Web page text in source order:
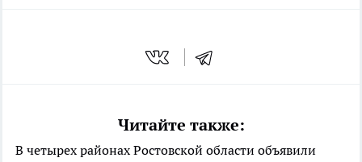
Читайте также:
В четырех районах Ростовской области объявили